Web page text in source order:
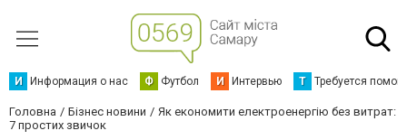
И Информация о нас Ф Футбол И Интервью Т Требуется
Головна Бізнес новини
Як економити електроенергію без витрат:
7 простих звичок